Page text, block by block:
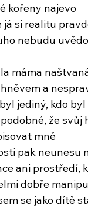
kořeny najevo
já si realitu
nebudu
máma
a
jediný, kdo
že svůj
mně
pak neunesu
ani prostředí,
dobře
se jako dítě